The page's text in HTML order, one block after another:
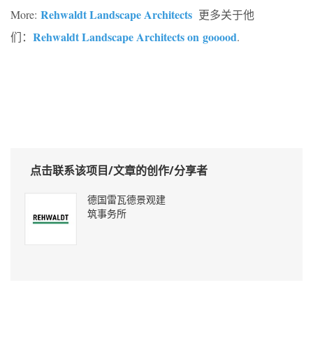
More: Rehwaldt Landscape Architects 更多关于他
们： Rehwaldt Landscape Architects on gooood.
点击联系该项目/文章的创作/分享者
德国雷瓦德景观建
筑事务所